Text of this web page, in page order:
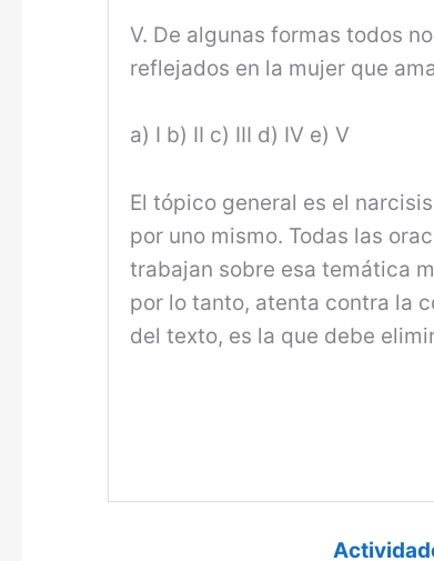
V. De algunas formas todos
reflejados en la mujer que
a) I b) II c) III d) IV e) V
El tópico general es el
por uno mismo. Todas las
trabajan sobre esa temática
por lo tanto, atenta contra la
del texto, es la que debe